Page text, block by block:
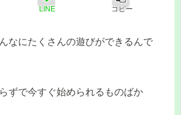
LINE コピー
なにたくさんの遊びができるんで
ずで今すぐ始められるものばか